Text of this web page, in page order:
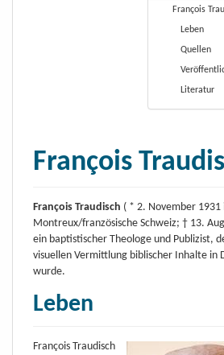
François
Leben
Quellen
Literatur
François
François Traudisch ( * 2. November 1931
Montreux/französische Schweiz; † 13.
ein baptistischer Theologe und Publizist,
visuellen Vermittlung biblischer Inhalte in
wurde.
Leben
François Traudisch